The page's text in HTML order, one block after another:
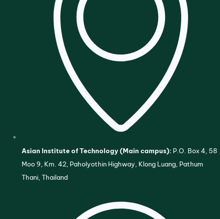
Asian Institute of Technology (Main campus):P.O. Box 4, 58
Moo 9, Km. 42, Paholyothin Highway, Klong Luang, Pathum
Thani, Thailand